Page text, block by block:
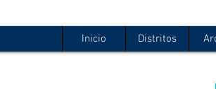
Inicio Distritos